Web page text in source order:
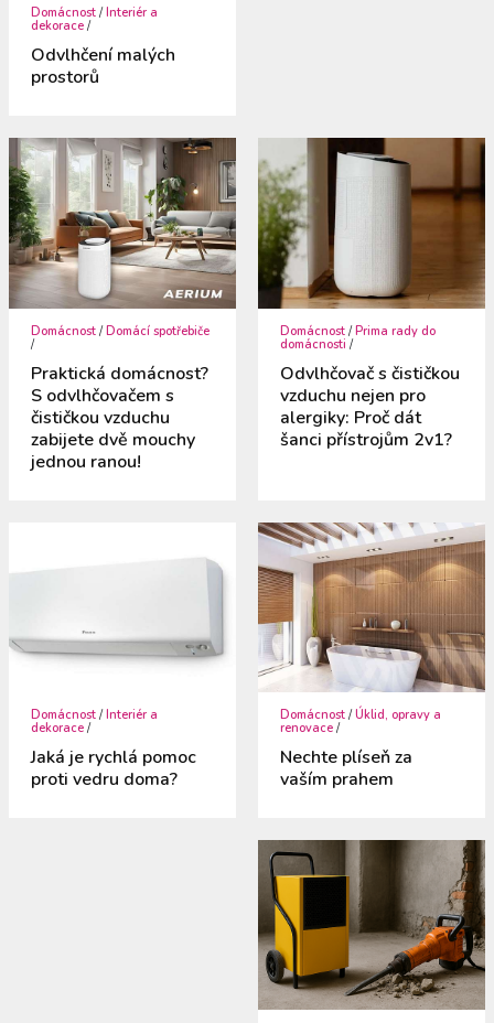
Domácnost /Interiér a
dekorace /
Odvlhčení malých
prostorů
Domácnost /Domácí spotřebiče
/
Praktická domácnost?
S odvlhčovačem s
čističkou vzduchu
zabijete dvě mouchy
jednou ranou!
Domácnost /Prima rady do
domácnosti /
Odvlhčovač s čističkou
vzduchu nejen pro
alergiky: Proč dát
šanci přístrojům 2v1?
Domácnost / Interiér a
dekorace /
Jaká je rychlá pomoc
proti vedru doma?
Domácnost /Úklid, opravy a
renovace /
Nechte plíseň za
vaším prahem